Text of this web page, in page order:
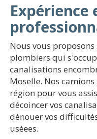
Expérience
Nous vous
plombiers qui
canalisations
Moselle. Nos
région pour vous
décoincer vos
dénouer vos
uséees.